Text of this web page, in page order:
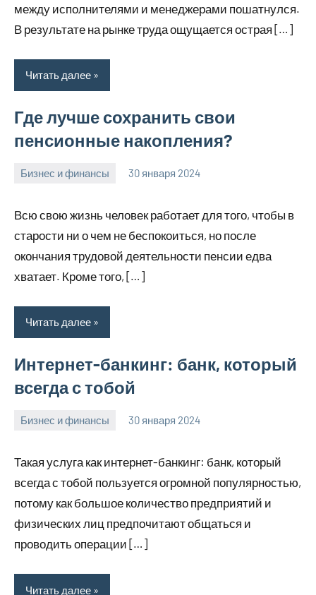
между исполнителями и менеджерами пошатнулся.
В результате на рынке труда ощущается острая […]
Читать далее
Где лучше сохранить свои
пенсионные накопления?
Бизнес и финансы 30 января 2024
home_teplo_r
Всю свою жизнь человек работает для того, чтобы в
старости ни о чем не беспокоиться, но после
окончания трудовой деятельности пенсии едва
хватает. Кроме того, […]
Читать далее
Интернет-банкинг: банк, который
всегда с тобой
Бизнес и финансы 30 января 2024
home_teplo_r
Такая услуга как интернет-банкинг: банк, который
всегда с тобой пользуется огромной популярностью,
потому как большое количество предприятий и
физических лиц предпочитают общаться и
проводить операции […]
Читать далее